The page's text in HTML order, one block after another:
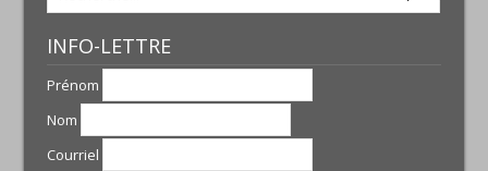
INFO-LETTRE
Prénom
Nom
Courriel